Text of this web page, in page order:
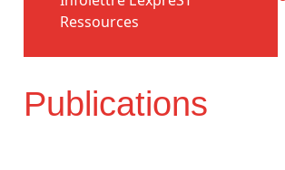
Publications
Ressources